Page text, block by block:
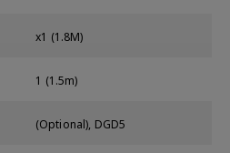
x1 (1.8M)
1 (1.5m)
(Optional), DGD5